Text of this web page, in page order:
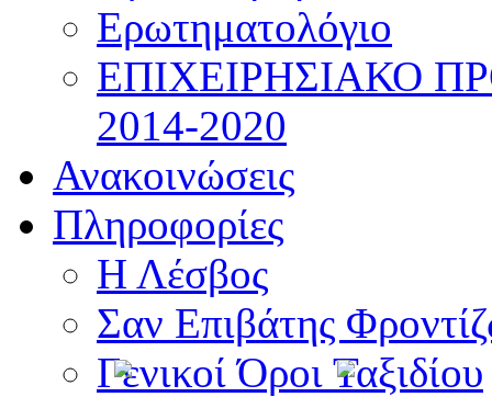
Ερωτηματολόγιο
ΕΠΙΧΕΙΡΗΣΙΑΚΟ
2014-2020
Ανακοινώσεις
Πληροφορίες
Η Λέσβος
Σαν Επιβάτης
Γενικοί Όροι Ταξιδίου